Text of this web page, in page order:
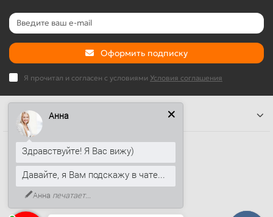
Оформить подписку
Я прочитал и согласен с условиями Условия соглашения
Информация
Наши контакты
+7 (812) 389-26-20
+7 (499) 444-14-71
info@sandwichpanelsvspb.ru
Анна
Здравствуйте! Я Вас вижу)
Давайте, я Вам подскажу в чате...
Анна печатает...